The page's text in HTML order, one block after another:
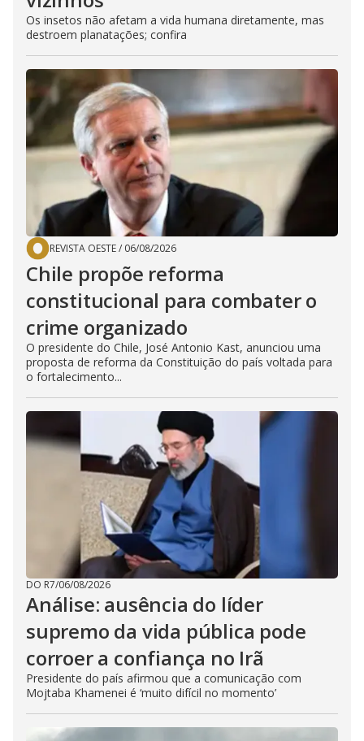
Os insetos não afetam a vida humana diretamente, mas
destroem planatações; confira
REVISTA OESTE/ 06/08/2026
Chile propõe reforma
constitucional para combater o
crime organizado
O presidente do Chile, José Antonio Kast, anunciou uma
proposta de reforma da Constituição do país voltada para
o fortalecimento...
DO R7/06/08/2026
Análise: ausência do líder
supremo da vida pública pode
corroer a confiança no Irã
Presidente do país afirmou que a comunicação com
Mojtaba Khamenei é ‘muito difícil no momento’